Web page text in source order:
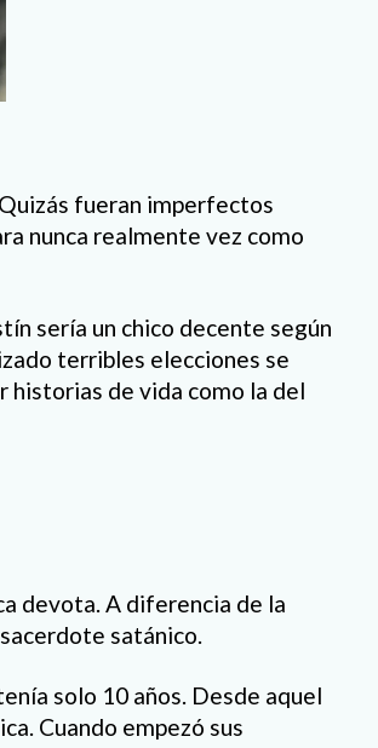
fueran imperfectos
nunca realmente vez como
sería un chico decente según
terribles elecciones se
historias de vida como la del
devota. A diferencia de la
satánico.
solo 10 años. Desde aquel
Cuando empezó sus